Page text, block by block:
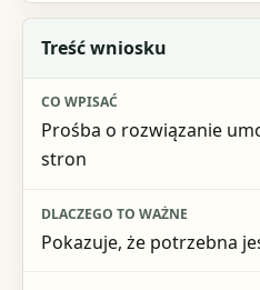
Treść wniosku
Prośba o rozwiązanie
stron
Pokazuje, że potrzebna